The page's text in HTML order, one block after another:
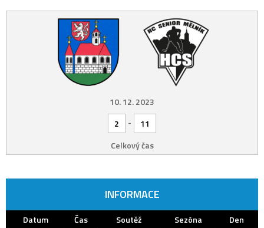
10. 12. 2023
2
-
11
Celkový čas
INFORMACE
Datum Čas Soutěž Sezóna
Den